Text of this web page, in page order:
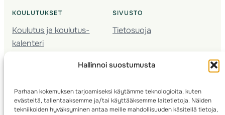
Hallinnoi suostumusta
Parhaan kokemuksen tarjoamiseksi käytämme teknologioita, kuten
evästeitä, tallentaaksemme ja/tai käyttääksemme laitetietoja. Näiden
tekniikoiden hyväksyminen antaa meille mahdollisuuden käsitellä tietoja,
KOULUTUKSET
Koulutus ja koulutus­
kalenteri
Seura­kehittäminen
Kartoitus
Ratamestari
SIVUSTO
Tietosuoja